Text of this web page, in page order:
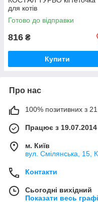
для котів
Готово до відправки
816 ₴
Купити
Про нас
100% позитивних з 21
Працює з 19.07.2014
м. Київ
вул. Смілянська, 15,
Контакти
Сьогодні вихідний
Показати весь